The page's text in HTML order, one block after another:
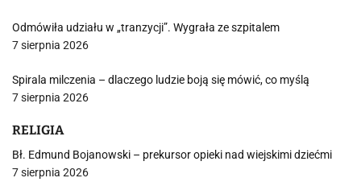
Odmówiła udziału w „tranzycji”. Wygrała ze szpitalem
7 sierpnia 2026
Spirala milczenia – dlaczego ludzie boją się mówić, co myślą
7 sierpnia 2026
RELIGIA
Bł. Edmund Bojanowski – prekursor opieki nad wiejskimi dziećmi
7 sierpnia 2026